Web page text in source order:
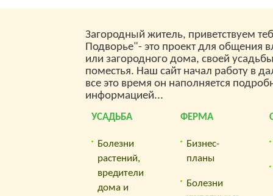
— Продвижение в один клик,
высокой степенью качества у лучших
— Регулярная проверка качества ссылок
чем 100 показателям и ежедневный
показателей качества проекта.
— Все известные форматы ссылок:
ссылки, вечные ссылки, публикации
— SeoHammer покажет, где рост или
также запросы, на которые нужно
внимание.
SeoHammer еще предоставляет
Загородный житель, приветствуем
Подворье"- это проект для общения
или загородного дома, своей
поместья. Наш сайт начал работу в
все это время он наполняется
информацией...
УСАДЬБА
Болезни
растений,
вредители
дома и
ФЕРМА
Бизнес-
планы
Болезни